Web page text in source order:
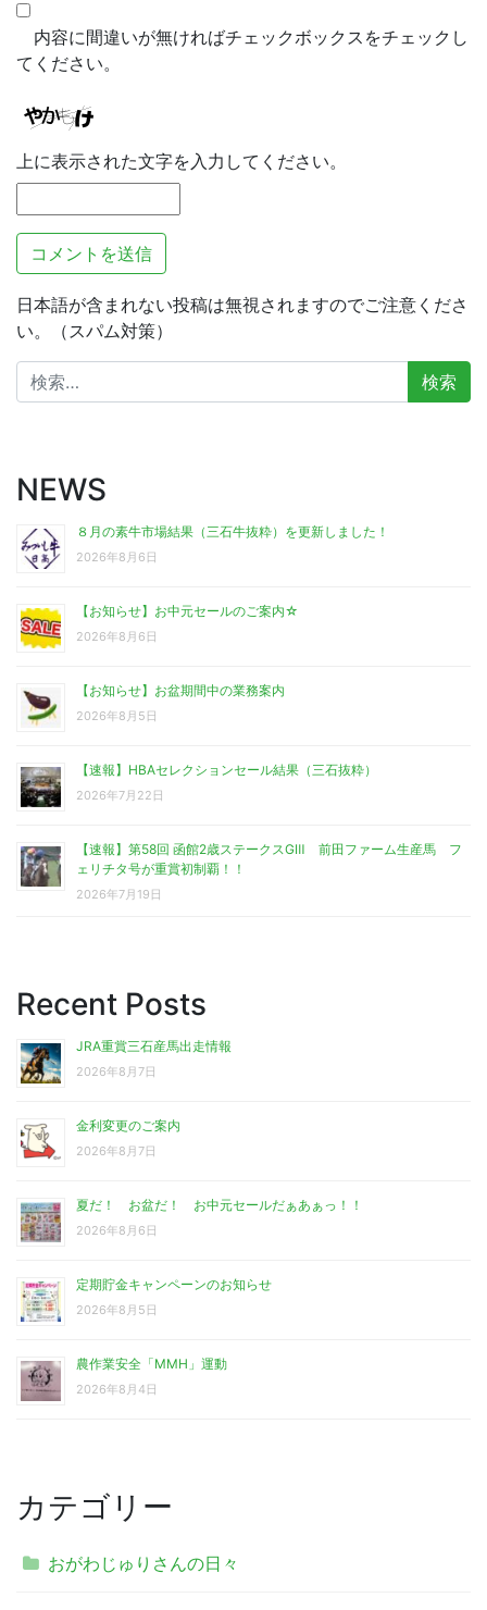
内容に間違いが無ければチェックボックスをチェックし
てください。
上に表示された文字を入力してください。
日本語が含まれない投稿は無視されますのでご注意くださ
い。（スパム対策）
検
索:
NEWS
８月の素牛市場結果（三石牛抜粋）を更新しました！
2026年8月6日
【お知らせ】お中元セールのご案内☆
2026年8月6日
【お知らせ】お盆期間中の業務案内
2026年8月5日
【速報】HBAセレクションセール結果（三石抜粋）
2026年7月22日
【速報】第58回 函館2歳ステークスGⅢ 前田ファーム生産馬 フ
ェリチタ号が重賞初制覇！！
2026年7月19日
Recent Posts
JRA重賞三石産馬出走情報
2026年8月7日
金利変更のご案内
2026年8月7日
夏だ！ お盆だ！ お中元セールだぁあぁっ！！
2026年8月6日
定期貯金キャンペーンのお知らせ
2026年8月5日
農作業安全「MMH」運動
2026年8月4日
カテゴリー
おがわじゅりさんの日々